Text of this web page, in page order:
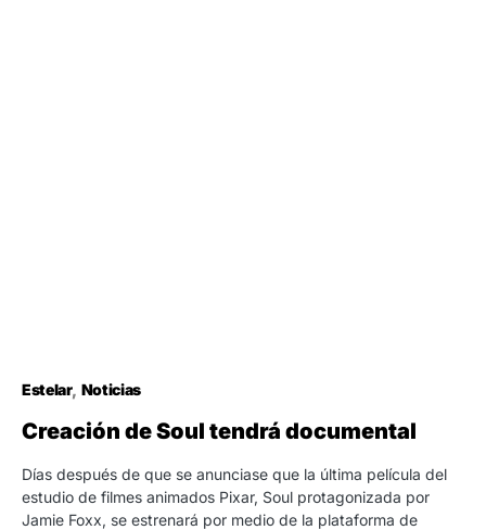
Estelar Noticias
Creación de Soul tendrá documental
Días después de que se anunciase que la última película del
estudio de filmes animados Pixar, Soul protagonizada por
Jamie Foxx, se estrenará por medio de la plataforma de